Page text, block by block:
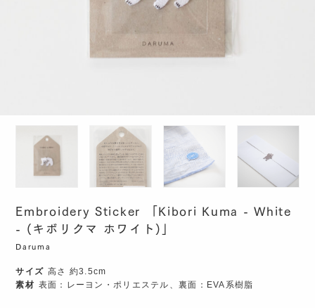
Embroidery Sticker 「Kibori Kuma - White
- (キボリクマ ホワイト)」
Daruma
サイズ 高さ 約3.5cm
素材 表面：レーヨン・ポリエステル、裏面：EVA系樹脂